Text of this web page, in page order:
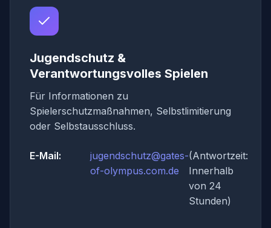
Jugendschutz &
Verantwortungsvolles Spielen
Für Informationen zu
Spielerschutzmaßnahmen, Selbstlimitierung
oder Selbstausschluss.
E-Mail:
jugendschutz@gates-
of-olympus.com.de
(Antwortzeit:
Innerhalb
von 24
Stunden)